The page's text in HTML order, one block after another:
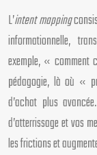
L’intent mapping
informationnelle,
exemple, «
pédagogie, là où «
d’achat plus
d’atterrissage et vos
les frictions et